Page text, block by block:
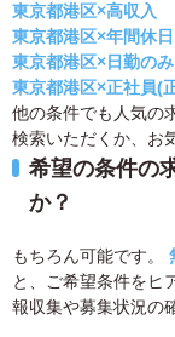
東京都港区×高収入
東京都港区×年間休
東京都港区×日勤のみ
東京都港区×正社員(
他の条件でも人気の
検索いただくか、お
希望の条件の
か？
もちろん可能です。
と、ご希望条件をヒ
報収集や募集状況の